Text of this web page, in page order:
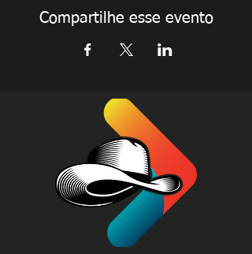
Compartilhe esse evento